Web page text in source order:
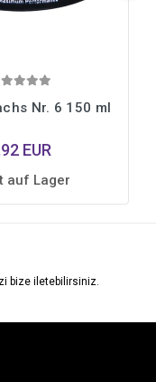
Nr. 6 150 ml
EUR
auf Lager
bize iletebilirsiniz.